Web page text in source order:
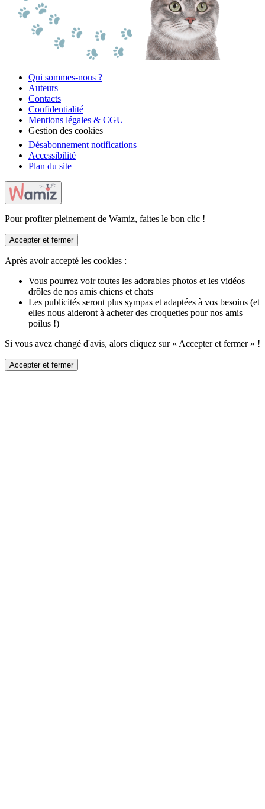
Qui sommes-nous ?
Auteurs
Contacts
Confidentialité
Mentions légales & CGU
Gestion des cookies
Désabonnement notifications
Accessibilité
Plan du site
Pour profiter pleinement de Wamiz, faites le bon clic !
Accepter et fermer
Après avoir accepté les cookies :
Vous pourrez voir toutes les adorables photos et les vidéos
drôles de nos amis chiens et chats
Les publicités seront plus sympas et adaptées à vos besoins (et
elles nous aideront à acheter des croquettes pour nos amis
poilus !)
Si vous avez changé d'avis, alors cliquez sur « Accepter et fermer » !
Accepter et fermer